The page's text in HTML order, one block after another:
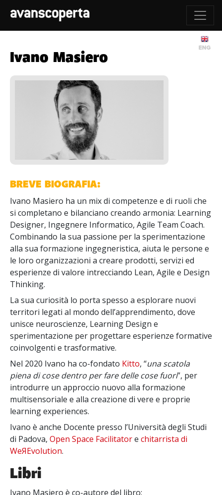
Ivano Masiero
BREVE BIOGRAFIA:
Ivano Masiero ha un mix di competenze e di ruoli che
si completano e bilanciano creando armonia: Learning
Designer, Ingegnere Informatico, Agile Team Coach.
Combinando la sua passione per la sperimentazione
alla sua formazione ingegneristica, aiuta le persone e
le loro organizzazioni a creare prodotti, servizi ed
esperienze di valore intrecciando Lean, Agile e Design
Thinking.
La sua curiosità lo porta spesso a esplorare nuovi
territori legati al mondo dell’apprendimento, dove
unisce neuroscienze, Learning Design e
sperimentazione per progettare esperienze formative
coinvolgenti e trasformative.
Nel 2020 Ivano ha co-fondato Kitto, “una scatola
piena di cose dentro per fare delle cose fuori”, per
introdurre un approccio nuovo alla formazione
multisensoriale e alla creazione di vere e proprie
learning experiences.
Ivano è anche Docente presso l’Università degli Studi
di Padova, Open Space Facilitatore chitarrista di
WeЯEvolution.
Libri
Ivano Masiero è co-autore del libro: